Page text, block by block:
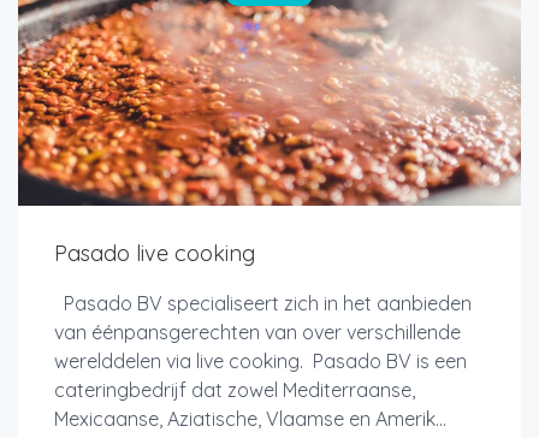
Pasado live cooking
Pasado BV specialiseert zich in het aanbieden
van éénpansgerechten van over verschillende
werelddelen via live cooking. Pasado BV is een
cateringbedrijf dat zowel Mediterraanse,
Mexicaanse, Aziatische, Vlaamse en Amerik...